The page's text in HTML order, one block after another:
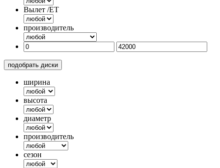
Вылет /ET
производитель
подобрать диски
ширина
высота
диаметр
производитель
сезон